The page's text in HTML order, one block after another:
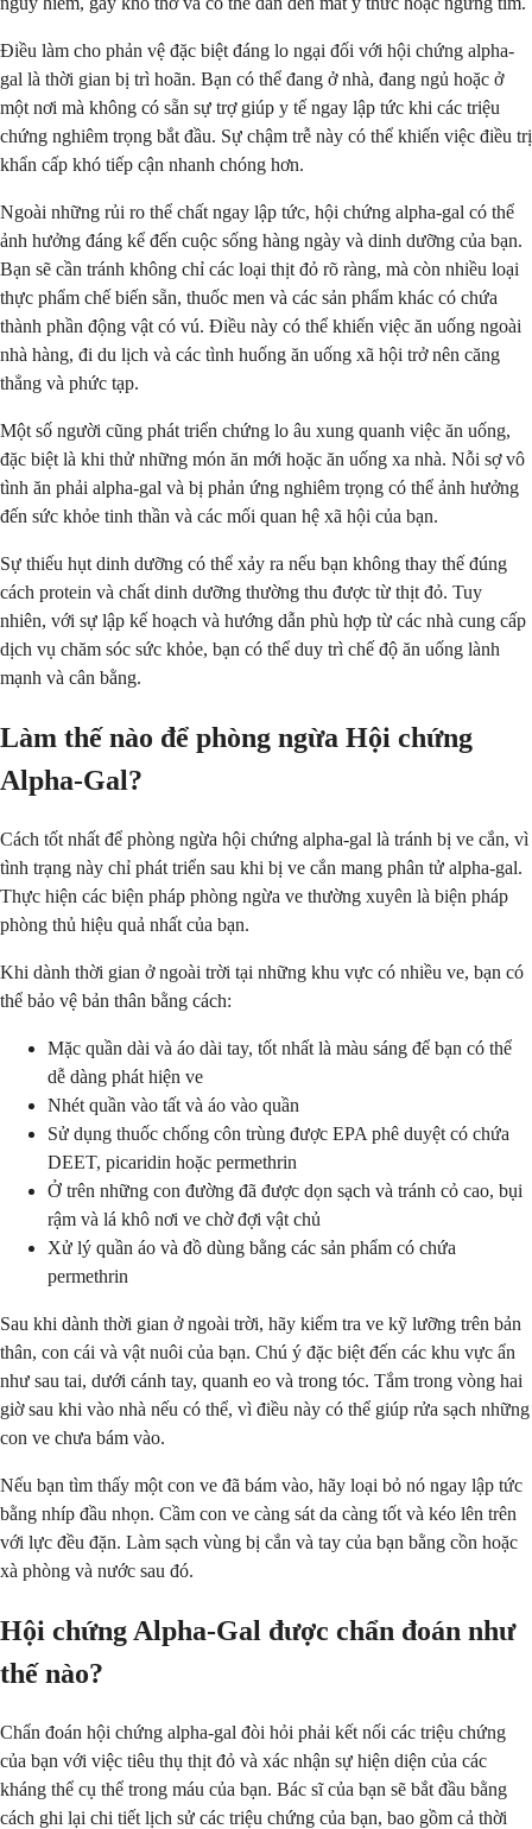
Điều làm cho phản vệ đặc biệt đáng lo ngại đối với hội chứng alpha-
gal là thời gian bị trì hoãn. Bạn có thể đang ở nhà, đang ngủ hoặc ở
một nơi mà không có sẵn sự trợ giúp y tế ngay lập tức khi các triệu
chứng nghiêm trọng bắt đầu. Sự chậm trễ này có thể khiến việc điều trị
khẩn cấp khó tiếp cận nhanh chóng hơn.
Ngoài những rủi ro thể chất ngay lập tức, hội chứng alpha-gal có thể
ảnh hưởng đáng kể đến cuộc sống hàng ngày và dinh dưỡng của bạn.
Bạn sẽ cần tránh không chỉ các loại thịt đỏ rõ ràng, mà còn nhiều loại
thực phẩm chế biến sẵn, thuốc men và các sản phẩm khác có chứa
thành phần động vật có vú. Điều này có thể khiến việc ăn uống ngoài
nhà hàng, đi du lịch và các tình huống ăn uống xã hội trở nên căng
thẳng và phức tạp.
Một số người cũng phát triển chứng lo âu xung quanh việc ăn uống,
đặc biệt là khi thử những món ăn mới hoặc ăn uống xa nhà. Nỗi sợ vô
tình ăn phải alpha-gal và bị phản ứng nghiêm trọng có thể ảnh hưởng
đến sức khỏe tinh thần và các mối quan hệ xã hội của bạn.
Sự thiếu hụt dinh dưỡng có thể xảy ra nếu bạn không thay thế đúng
cách protein và chất dinh dưỡng thường thu được từ thịt đỏ. Tuy
nhiên, với sự lập kế hoạch và hướng dẫn phù hợp từ các nhà cung cấp
dịch vụ chăm sóc sức khỏe, bạn có thể duy trì chế độ ăn uống lành
mạnh và cân bằng.
Làm thế nào để phòng ngừa Hội chứng
Alpha-Gal?
Cách tốt nhất để phòng ngừa hội chứng alpha-gal là tránh bị ve cắn, vì
tình trạng này chỉ phát triển sau khi bị ve cắn mang phân tử alpha-gal.
Thực hiện các biện pháp phòng ngừa ve thường xuyên là biện pháp
phòng thủ hiệu quả nhất của bạn.
Khi dành thời gian ở ngoài trời tại những khu vực có nhiều ve, bạn có
thể bảo vệ bản thân bằng cách:
Mặc quần dài và áo dài tay, tốt nhất là màu sáng để bạn có thể
dễ dàng phát hiện ve
Nhét quần vào tất và áo vào quần
Sử dụng thuốc chống côn trùng được EPA phê duyệt có chứa
DEET, picaridin hoặc permethrin
Ở trên những con đường đã được dọn sạch và tránh cỏ cao, bụi
rậm và lá khô nơi ve chờ đợi vật chủ
Xử lý quần áo và đồ dùng bằng các sản phẩm có chứa
permethrin
Sau khi dành thời gian ở ngoài trời, hãy kiểm tra ve kỹ lưỡng trên bản
thân, con cái và vật nuôi của bạn. Chú ý đặc biệt đến các khu vực ẩn
như sau tai, dưới cánh tay, quanh eo và trong tóc. Tắm trong vòng hai
giờ sau khi vào nhà nếu có thể, vì điều này có thể giúp rửa sạch những
con ve chưa bám vào.
Nếu bạn tìm thấy một con ve đã bám vào, hãy loại bỏ nó ngay lập tức
bằng nhíp đầu nhọn. Cầm con ve càng sát da càng tốt và kéo lên trên
với lực đều đặn. Làm sạch vùng bị cắn và tay của bạn bằng cồn hoặc
xà phòng và nước sau đó.
Hội chứng Alpha-Gal được chẩn đoán như
thế nào?
Chẩn đoán hội chứng alpha-gal đòi hỏi phải kết nối các triệu chứng
của bạn với việc tiêu thụ thịt đỏ và xác nhận sự hiện diện của các
kháng thể cụ thể trong máu của bạn. Bác sĩ của bạn sẽ bắt đầu bằng
cách ghi lại chi tiết lịch sử các triệu chứng của bạn, bao gồm cả thời